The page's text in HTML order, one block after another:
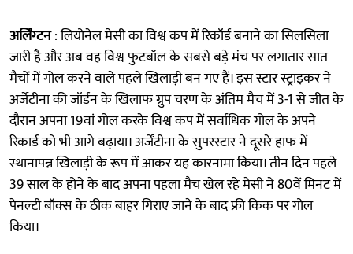
अर्लिंग्टन: लियोनेल मेसी का विश्व कप में रिकॉर्ड बनाने का सिलसिला
जारी है और अब वह विश्व फुटबॉल के सबसे बड़े मंच पर लगातार सात
मैचों में गोल करने वाले पहले खिलाड़ी बन गए हैं। इस स्टार स्ट्राइकर ने
अर्जेंटीना की जॉर्डन के खिलाफ ग्रुप चरण के अंतिम मैच में 3-1 से जीत के
दौरान अपना 19वां गोल करके विश्व कप में सर्वाधिक गोल के अपने
रिकार्ड को भी आगे बढ़ाया। अर्जेंटीना के सुपरस्टार ने दूसरे हाफ में
स्थानापन्न खिलाड़ी के रूप में आकर यह कारनामा किया। तीन दिन पहले
39 साल के होने के बाद अपना पहला मैच खेल रहे मेसी ने 80वें मिनट में
पेनल्टी बॉक्स के ठीक बाहर गिराए जाने के बाद फ्री किक पर गोल
किया।